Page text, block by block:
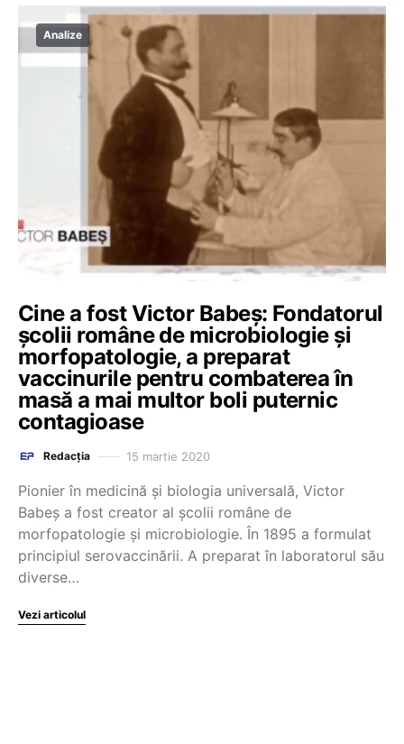
Analize
Cine a fost Victor Babeș: Fondatorul
școlii române de microbiologie și
morfopatologie, a preparat
vaccinurile pentru combaterea în
masă a mai multor boli puternic
contagioase
Redacția 15 martie 2020
Pionier în medicină şi biologia universală, Victor
Babeş a fost creator al şcolii române de
morfopatologie şi microbiologie. În 1895 a formulat
principiul serovaccinării. A preparat în laboratorul său
diverse…
Vezi articolul